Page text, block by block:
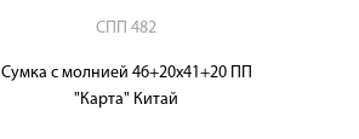
СПП 482
Сумка с молнией 46+20x41+20 ПП
"Карта" Китай